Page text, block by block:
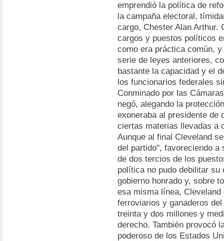
emprendió la política de
la campaña electoral,
cargo, Chester Alan Arthur.
cargos y puestos políticos
como era práctica común,
serie de leyes anteriores,
bastante la capacidad y el
los funcionarios federales
Conminado por las
negó, alegando la
exoneraba al presidente de
ciertas materias llevadas a
Aunque al final Cleveland
del partido", favoreciendo
de dos tercios de los
política no pudo debilitar su
gobierno honrado y, sobre
esa misma línea,
ferroviarios y ganaderos
treinta y dos millones y
derecho. También provocó
poderoso de los Estados